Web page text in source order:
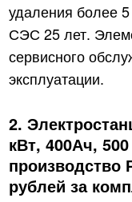
удаления более
СЭС 25 лет.
сервисного
эксплуатации.
2.
кВт, 400Ач,
производство
рублей за